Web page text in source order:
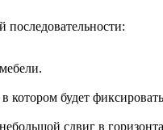
последовательности:
котором будет
сдвиг в